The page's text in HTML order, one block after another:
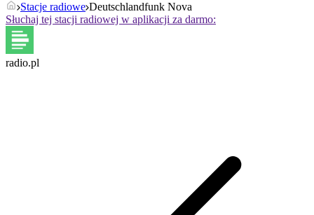
Stacje radiowe Deutschlandfunk Nova
Słuchaj tej stacji radiowej w aplikacji za darmo:
radio.pl